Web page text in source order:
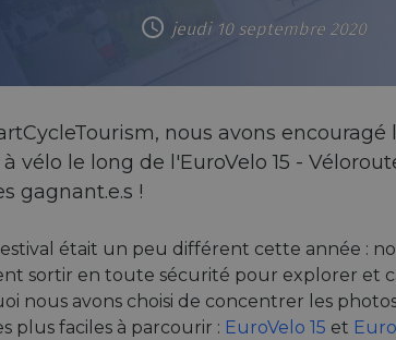
jeudi 10 septembre 2020
nous avons
vélo le long de l'EuroVelo 15 -
gagnant.e.s !
était un peu différent cette année :
sortir en toute sécurité pour explorer et
nous avons choisi de concentrer les
plus faciles à parcourir : EuroVelo 15 et